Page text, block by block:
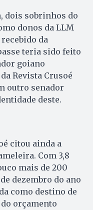
dois sobrinhos do
donos da LLM
da
teria sido feito
goiano
Revista Crusoé
outro senador
deste.
citou ainda a
Com 3,8
mais de 200
dezembro do ano
como destino de
orçamento